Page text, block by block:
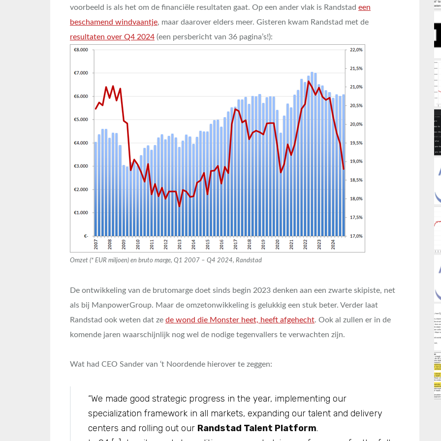
voorbeeld is als het om de financiële resultaten gaat. Op een ander vlak is Randstad een
beschamend windvaantje, maar daarover elders meer. Gisteren kwam Randstad met de
resultaten over Q4 2024 (een persbericht van 36 pagina’s!):
Omzet (* EUR miljoen) en bruto marge, Q1 2007 – Q4 2024, Randstad
De ontwikkeling van de brutomarge doet sinds begin 2023 denken aan een zwarte skipiste, net
als bij ManpowerGroup. Maar de omzetonwikkeling is gelukkig een stuk beter. Verder laat
Randstad ook weten dat ze de wond die Monster heet, heeft afgehecht. Ook al zullen er in de
komende jaren waarschijnlijk nog wel de nodige tegenvallers te verwachten zijn.
Wat had CEO Sander van ‘t Noordende hierover te zeggen:
“We made good strategic progress in the year, implementing our
specialization framework in all markets, expanding our talent and delivery
centers and rolling out our Randstad Talent Platform.